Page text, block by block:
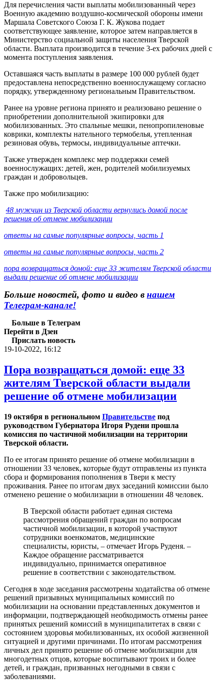
Для перечисления части выплаты мобилизованный через
Военную академию воздушно-космической обороны имени
Маршала Советского Союза Г. К. Жукова подает
соответствующее заявление, которое затем направляется в
Министерство социальной защиты населения Тверской
области. Выплата производится в течение 3-ех рабочих дней с
момента поступления заявления.
Оставшаяся часть выплаты в размере 100 000 рублей будет
предоставлена непосредственно военнослужащему согласно
порядку, утвержденному региональным Правительством.
Ранее на уровне региона принято и реализовано решение о
приобретении дополнительной экипировки для
мобилизованных. Это спальные мешки, пенопропиленовые
коврики, комплекты нательного термобелья, утепленная
резиновая обувь, термосы, индивидуальные аптечки.
Также утвержден комплекс мер поддержки семей
военнослужащих: детей, жен, родителей мобилизуемых
граждан и добровольцев.
Также про мобилизацию:
48 мужчин из Тверской области вернулись домой после
решения об отмене мобилизации
ответы на самые популярные вопросы, часть 1
ответы на самые популярные вопросы, часть 2
пора возвращаться домой: еще 33 жителям Тверской области
выдали решение об отмене мобилизации
Больше новостей, фото и видео в нашем
Телеграм-канале!
Больше в Телеграм
Перейти в Дзен
Прислать новость
19-10-2022, 16:12
Пора возвращаться домой: еще 33
жителям Тверской области выдали
решение об отмене мобилизации
19 октября в региональном Правительстве под
руководством Губернатора Игоря Рудени прошла
комиссия по частичной мобилизации на территории
Тверской области.
По ее итогам принято решение об отмене мобилизации в
отношении 33 человек, которые будут отправлены из пункта
сбора и формирования пополнения в Твери к месту
проживания. Ранее по итогам двух заседаний комиссии было
отменено решение о мобилизации в отношении 48 человек.
В Тверской области работает единая система
рассмотрения обращений граждан по вопросам
частичной мобилизации, в которой участвуют
сотрудники военкоматов, медицинские
специалисты, юристы, – отмечает Игорь Руденя. –
Каждое обращение рассматривается
индивидуально, принимается оперативное
решение в соответствии с законодательством.
Сегодня в ходе заседания рассмотрены ходатайства об отмене
решений призывных муниципальных комиссий по
мобилизации на основании представленных документов и
информации, подтверждающей необходимость отмены ранее
принятых решений комиссий в муниципалитетах в связи с
состоянием здоровья мобилизованных, их особой жизненной
ситуацией и другими причинами. По итогам рассмотрения
личных дел принято решение об отмене мобилизации для
многодетных отцов, которые воспитывают троих и более
детей, и граждан, призванных негодными в связи с
заболеваниями.